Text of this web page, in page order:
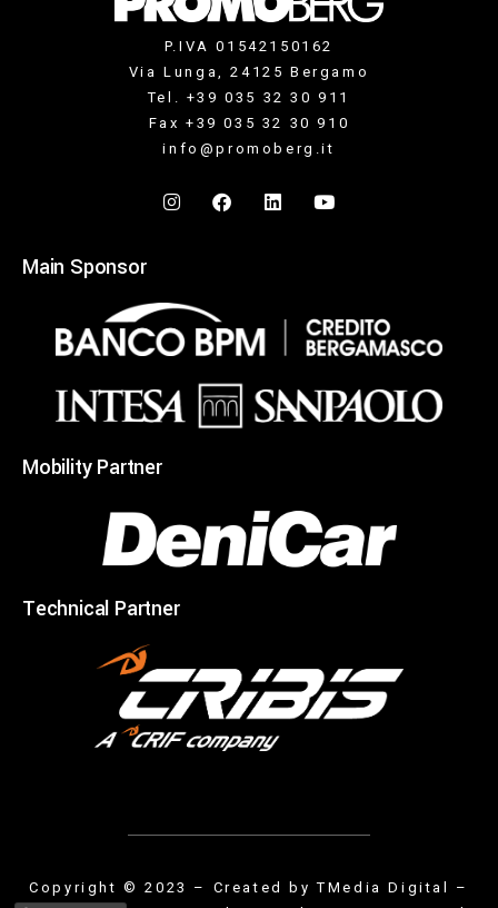
P.IVA 01542150162
Via Lunga, 24125 Bergamo
Tel. +39 035 32 30 911
Fax +39 035 32 30 910
info@promoberg.it
Main Sponsor
Mobility Partner
Technical Partner
Copyright © 2023 – Created byTMedia Digital –